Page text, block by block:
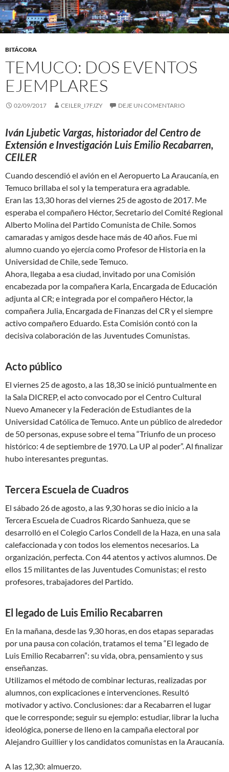
BITÁCORA
TEMUCO: DOS EVENTOS
EJEMPLARES
02/09/2017 CEILER_I7FJZY DEJE UN COMENTARIO
Iván Ljubetic Vargas, historiador del Centro de
Extensión e Investigación Luis Emilio Recabarren,
CEILER
Cuando descendió el avión en el Aeropuerto La Araucanía, en
Temuco brillaba el sol y la temperatura era agradable.
Eran las 13,30 horas del viernes 25 de agosto de 2017. Me
esperaba el compañero Héctor, Secretario del Comité Regional
Alberto Molina del Partido Comunista de Chile. Somos
camaradas y amigos desde hace más de 40 años. Fue mi
alumno cuando yo ejercía como Profesor de Historia en la
Universidad de Chile, sede Temuco.
Ahora, llegaba a esa ciudad, invitado por una Comisión
encabezada por la compañera Karla, Encargada de Educación
adjunta al CR; e integrada por el compañero Héctor, la
compañera Julia, Encargada de Finanzas del CR y el siempre
activo compañero Eduardo. Esta Comisión contó con la
decisiva colaboración de las Juventudes Comunistas.
Acto público
El viernes 25 de agosto, a las 18,30 se inició puntualmente en
la Sala DICREP, el acto convocado por el Centro Cultural
Nuevo Amanecer y la Federación de Estudiantes de la
Universidad Católica de Temuco. Ante un público de alrededor
de 50 personas, expuse sobre el tema “Triunfo de un proceso
histórico: 4 de septiembre de 1970. La UP al poder”. Al finalizar
hubo interesantes preguntas.
Tercera Escuela de Cuadros
El sábado 26 de agosto, a las 9,30 horas se dio inicio a la
Tercera Escuela de Cuadros Ricardo Sanhueza, que se
desarrolló en el Colegio Carlos Condell de la Haza, en una sala
calefaccionada y con todos los elementos necesarios. La
organización, perfecta. Con 44 atentos y activos alumnos. De
ellos 15 militantes de las Juventudes Comunistas; el resto
profesores, trabajadores del Partido.
El legado de Luis Emilio Recabarren
En la mañana, desde las 9,30 horas, en dos etapas separadas
por una pausa con colación, tratamos el tema “El legado de
Luis Emilio Recabarren”: su vida, obra, pensamiento y sus
enseñanzas.
Utilizamos el método de combinar lecturas, realizadas por
alumnos, con explicaciones e intervenciones. Resultó
motivador y activo. Conclusiones: dar a Recabarren el lugar
que le corresponde; seguir su ejemplo: estudiar, librar la lucha
ideológica, ponerse de lleno en la campaña electoral por
Alejandro Guillier y los candidatos comunistas en la Araucanía.
A las 12,30: almuerzo.